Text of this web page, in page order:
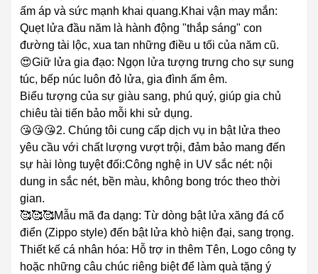
ấm áp và sức mạnh khai quang.Khai vận may mắn:
Quẹt lửa đầu năm là hành động "thắp sáng" con
đường tài lộc, xua tan những điều u tối của năm cũ.
😍Giữ lửa gia đạo: Ngọn lửa tượng trưng cho sự sung
túc, bếp núc luôn đỏ lửa, gia đình ấm êm.
Biểu tượng của sự giàu sang, phú quý, giúp gia chủ
chiêu tài tiến bảo mỗi khi sử dụng.
😘😘😘2. Chúng tôi cung cấp dịch vụ in bật lửa theo
yêu cầu với chất lượng vượt trội, đảm bảo mang đến
sự hài lòng tuyệt đối:Công nghệ in UV sắc nét: nội
dung in sắc nét, bền màu, không bong tróc theo thời
gian.
🥰🥰🥰Mẫu mã đa dạng: Từ dòng bật lửa xăng đá cổ
điển (Zippo style) đến bật lửa khò hiện đại, sang trọng.
Thiết kế cá nhân hóa: Hỗ trợ in thêm Tên, Logo công ty
hoặc những câu chúc riêng biệt để làm quà tặng ý